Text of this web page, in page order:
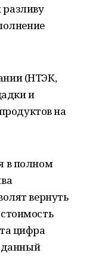
(НТЭК,
и
на
в полном
вернуть
цифра
данный